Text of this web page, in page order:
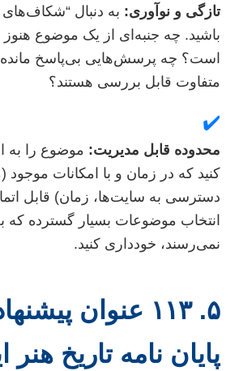
و نوآوری:به دنبال “شکاف‌های
چه جنبه‌ای از یک موضوع هنوز
چه پرسش‌هایی بی‌پاسخ مانده‌اند
قابل بررسی هستند؟
قابل مدیریت: موضوع را به
که در زمان و با امکانات موجود
به سایت‌ها، زمان) قابل اتمام
موضوعات بسیار گسترده که به
خودداری کنید.
۵. ۱۱۳ عنوان
نامه تاریخ هنر